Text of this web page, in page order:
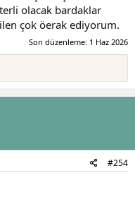
olacak bardaklar
çok öerak ediyorum.
Son düzenleme: 1 Haz 2026
#254